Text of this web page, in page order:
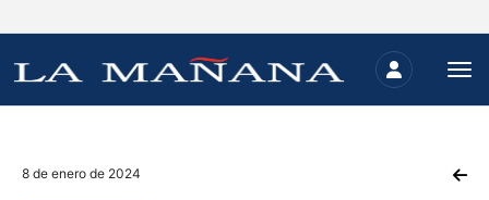
8 de enero de 2024